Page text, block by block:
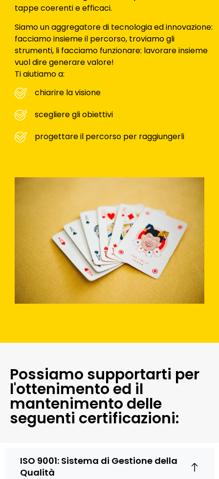
tappe coerenti e efficaci.
Siamo un aggregatore di tecnologia ed innovazione:
facciamo insieme il percorso, troviamo gli
strumenti, li facciamo funzionare: lavorare insieme
vuol dire generare valore!
Ti aiutiamo a:
chiarire la visione
scegliere gli obiettivi
progettare il percorso per raggiungerli
Possiamo supportarti per
l'ottenimento ed il
mantenimento delle
seguenti certificazioni:
ISO 9001: Sistema di Gestione della
Qualità